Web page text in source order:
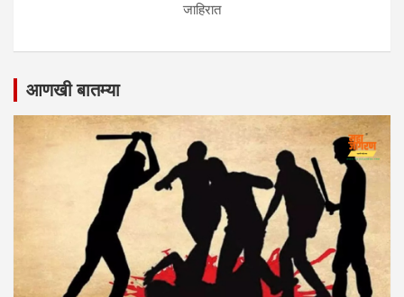
जाहिरात
आणखी बातम्या